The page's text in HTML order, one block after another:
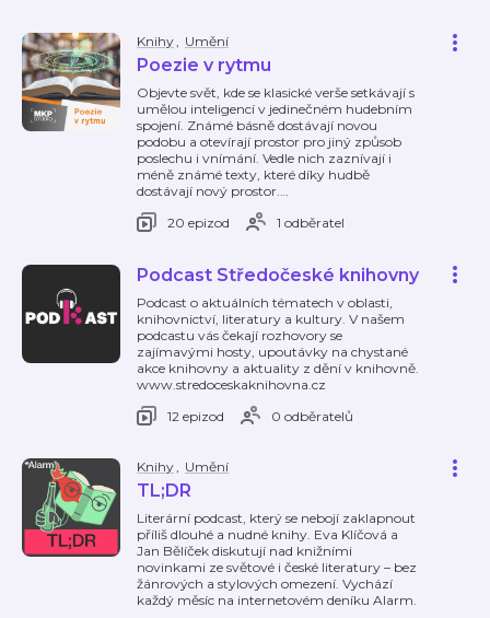
Knihy, Umění
Poezie v rytmu
Objevte svět, kde se klasické verše setkávají s
umělou inteligencí v jedinečném hudebním
spojení. Známé básně dostávají novou
podobu a otevírají prostor pro jiný způsob
poslechu i vnímání. Vedle nich zaznívají i
méně známé texty, které díky hudbě
dostávají nový prostor.…
20 epizod
1 odběratel
Podcast Středočeské knihovny
Podcast o aktuálních tématech v oblasti,
knihovnictví, literatury a kultury. V našem
podcastu vás čekají rozhovory se
zajímavými hosty, upoutávky na chystané
akce knihovny a aktuality z dění v knihovně.
www.stredoceskaknihovna.cz
12 epizod
0 odběratelů
Knihy, Umění
TL;DR
Literární podcast, který se nebojí zaklapnout
příliš dlouhé a nudné knihy. Eva Klíčová a
Jan Bělíček diskutují nad knižními
novinkami ze světové i české literatury – bez
žánrových a stylových omezení. Vychází
každý měsíc na internetovém deníku Alarm.